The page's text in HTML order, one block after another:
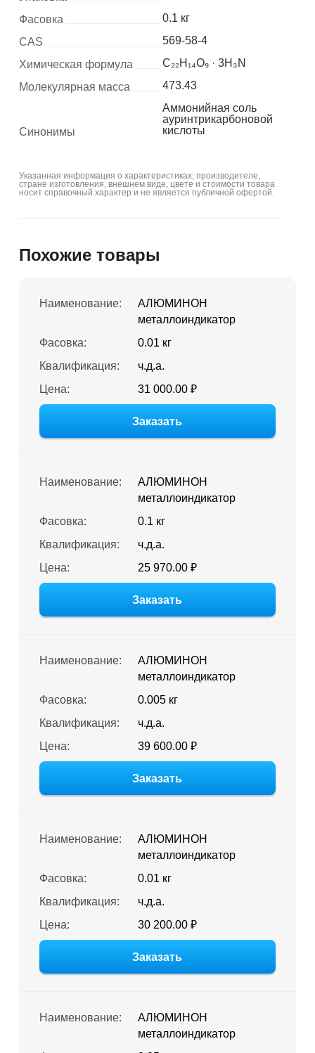
Фасовка
0.1 кг
CAS
569-58-4
Химическая формула
C₂₂H₁₄O₉ · 3H₃N
Молекулярная масса
473.43
Синонимы
Аммонийная соль
ауринтрикарбоновой
кислоты
Указанная информация о характеристиках, производителе,
стране изготовления, внешнем виде, цвете и стоимости товара
носит справочный характер и не является публичной офертой.
Похожие товары
Наименование:
АЛЮМИНОН
металлоиндикатор
Фасовка:
0.01 кг
Квалификация:
ч.д.а.
Цена:
31 000.00 ₽
Заказать
Наименование:
АЛЮМИНОН
металлоиндикатор
Фасовка:
0.1 кг
Квалификация:
ч.д.а.
Цена:
25 970.00 ₽
Заказать
Наименование:
АЛЮМИНОН
металлоиндикатор
Фасовка:
0.005 кг
Квалификация:
ч.д.а.
Цена:
39 600.00 ₽
Заказать
Наименование:
АЛЮМИНОН
металлоиндикатор
Фасовка:
0.01 кг
Квалификация:
ч.д.а.
Цена:
30 200.00 ₽
Заказать
Наименование:
АЛЮМИНОН
металлоиндикатор